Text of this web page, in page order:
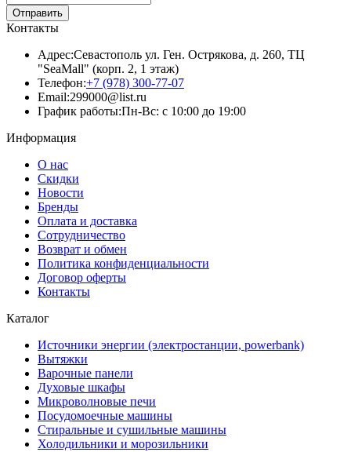
Отправить
Контакты
Адрес:Севастополь ул. Ген. Острякова, д. 260, ТЦ
"SeaMall" (корп. 2, 1 этаж)
Телефон:+7 (978) 300-77-07
Email:299000@list.ru
График работы:Пн-Вс: с 10:00 до 19:00
Информация
О нас
Скидки
Новости
Бренды
Оплата и доставка
Сотрудничество
Возврат и обмен
Политика конфиденциальности
Договор оферты
Контакты
Каталог
Источники энергии (электростанции, powerbank)
Вытяжки
Варочные панели
Духовые шкафы
Микроволновые печи
Посудомоечные машины
Стиральные и сушильные машины
Холодильники и морозильники